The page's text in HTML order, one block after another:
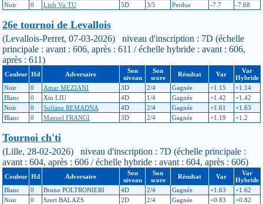
Noir
0 Linh Vu TU 5D 3/5 Perdue -7.7 -7.68
26e tournoi de Levallois
(Levallois-Perret, 07-03-2026) niveau d'inscription : 7D (échelle
principale : avant : 606, après : 611 / échelle hybride : avant : 606,
après : 611)
Couleur Hd Adversaire
Son
niveau
Son
score
Résultat Var
Var
Hybride
Noir
0 Amar MEZIANI 3D 2/4 Gagnée +1.15
+1.14
Blanc
0 Xin LIU 4D 1/4 Gagnée +1.42
+1.42
Noir
0 Sofiane REMADNA 4D 2/4 Gagnée +1.61
+1.63
Blanc
0 Manuel FRANGI 3D 2/4 Gagnée +1.19 +1.2
Tournoi ch'ti
(Lille, 28-02-2026) niveau d'inscription : 7D (échelle principale :
avant : 604, après : 606 / échelle hybride : avant : 604, après : 606)
Couleur Hd Adversaire
Son
niveau
Son
score
Résultat Var
Var
Hybride
Blanc
0 Bruno POLTRONIERI 4D 2/4 Gagnée +1.63
+1.62
Noir
0 Szert BALAZS 2D 2/4 Gagnée +0.83
+0.82